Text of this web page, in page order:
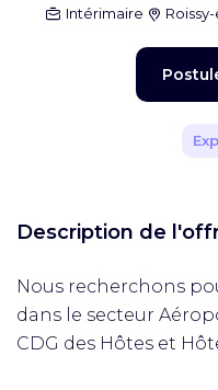
Intérimaire
Description de
Nous recherchons
dans le secteur
CDG des Hôtes et